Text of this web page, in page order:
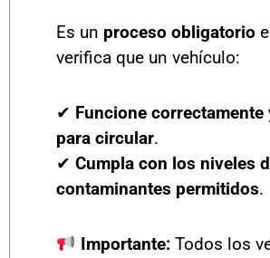
Es un proceso obligatorio
verifica que un vehículo:
✔ Funcione correctamente
para circular.
✔ Cumpla con los niveles
contaminantes permitidos.
Importante:Todos los